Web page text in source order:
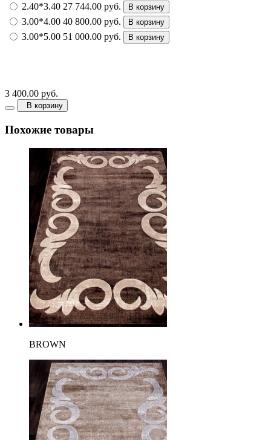
2.40*3.40 27 744.00 руб. В корзину
3.00*4.00 40 800.00 руб. В корзину
3.00*5.00 51 000.00 руб. В корзину
3 400.00 руб.
В корзину
Похожие товары
BROWN